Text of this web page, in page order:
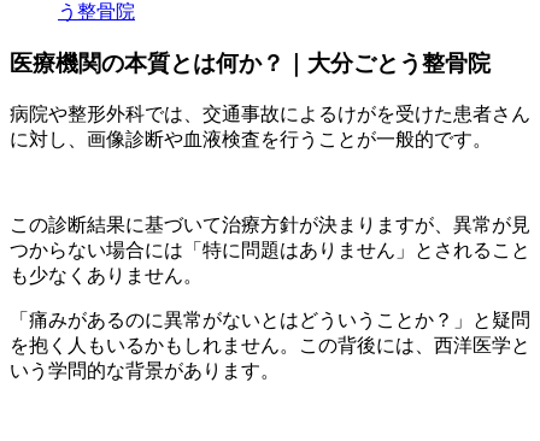
う整骨院
医療機関の本質とは何か？｜大分ごとう整骨院
病院や整形外科では、交通事故によるけがを受けた患者さん
に対し、画像診断や血液検査を行うことが一般的です。
この診断結果に基づいて治療方針が決まりますが、異常が見
つからない場合には「特に問題はありません」とされること
も少なくありません。
「痛みがあるのに異常がないとはどういうことか？」と疑問
を抱く人もいるかもしれません。この背後には、西洋医学と
いう学問的な背景があります。